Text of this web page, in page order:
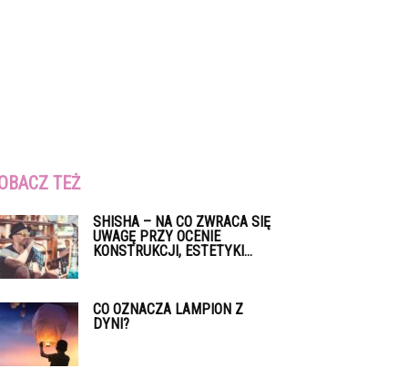
TEŻ
SHISHA – NA CO ZWRACA SIĘ
UWAGĘ PRZY OCENIE
KONSTRUKCJI, ESTETYKI...
CO OZNACZA LAMPION Z
DYNI?